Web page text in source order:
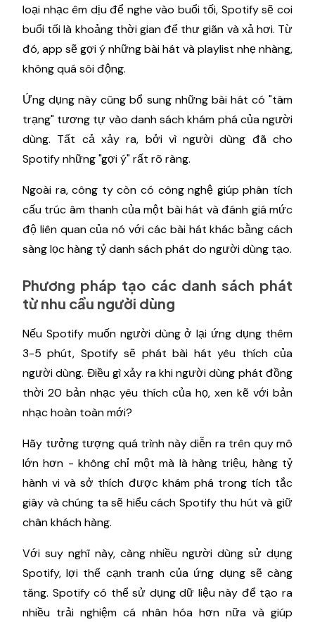
loại nhạc êm dịu để nghe vào buổi tối, Spotify sẽ coi
buổi tối là khoảng thời gian để thư giãn và xả hơi. Từ
đó, app sẽ gợi ý những bài hát và playlist nhẹ nhàng,
không quá sôi động.
Ứng dụng này cũng bổ sung những bài hát có "tâm
trạng" tương tự vào danh sách khám phá của người
dùng. Tất cả xảy ra, bởi vì người dùng đã cho
Spotify những "gợi ý" rất rõ ràng.
Ngoài ra, công ty còn có công nghệ giúp phân tích
cấu trúc âm thanh của một bài hát và đánh giá mức
độ liên quan của nó với các bài hát khác bằng cách
sàng lọc hàng tỷ danh sách phát do người dùng tạo.
Phương pháp tạo các danh sách phát
từ nhu cầu người dùng
Nếu Spotify muốn người dùng ở lại ứng dụng thêm
3-5 phút, Spotify sẽ phát bài hát yêu thích của
người dùng. Điều gì xảy ra khi người dùng phát đồng
thời 20 bản nhạc yêu thích của họ, xen kẽ với bản
nhạc hoàn toàn mới?
Hãy tưởng tượng quá trình này diễn ra trên quy mô
lớn hơn - không chỉ một mà là hàng triệu, hàng tỷ
hành vi và sở thích được khám phá trong tích tắc
giây và chúng ta sẽ hiểu cách Spotify thu hút và giữ
chân khách hàng.
Với suy nghĩ này, càng nhiều người dùng sử dụng
Spotify, lợi thế cạnh tranh của ứng dụng sẽ càng
tăng. Spotify có thể sử dụng dữ liệu này để tạo ra
nhiều trải nghiệm cá nhân hóa hơn nữa và giúp